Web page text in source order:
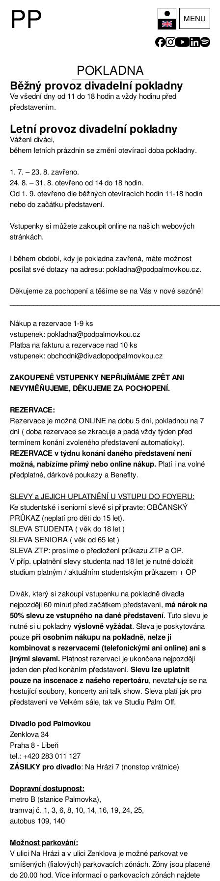
PP MENU
POKLADNA
Běžný provoz divadelní pokladny
Ve všední dny od 11 do 18 hodin a vždy hodinu před
představením.
Letní provoz divadelní pokladny
Vážení diváci,
během letních prázdnin se změní otevírací doba pokladny.
1. 7. – 23. 8. zavřeno.
24. 8. – 31. 8. otevřeno od 14 do 18 hodin.
Od 1. 9. otevřeno dle běžných otevíracích hodin 11-18 hodin
nebo do začátku představení.
Vstupenky si můžete zakoupit online na našich webových
stránkách.
I během období, kdy je pokladna zavřená, máte možnost
posílat své dotazy na adresu: pokladna@podpalmovkou.cz.
Děkujeme za pochopení a těšíme se na Vás v nové sezóně!
Nákup a rezervace 1-9 ks
vstupenek: pokladna@podpalmovkou.cz
Platba na fakturu a rezervace nad 10 ks
vstupenek: obchodni@divadlopodpalmovkou.cz
ZAKOUPENÉ VSTUPENKY NEPŘIJÍMÁME ZPĚT ANI
NEVYMĚŇUJEME, DĚKUJEME ZA POCHOPENÍ.
REZERVACE:
Rezervace je možná ONLINE na dobu 5 dní, pokladnou na 7
dní ( doba rezervace se zkracuje a padá vždy týden před
termínem konání zvoleného představení automaticky).
REZERVACE v týdnu konání daného představení není
možná, nabízíme přímý nebo online nákup. Platí i na volné
předplatné, dárkové poukazy a Benefity.
SLEVY a JEJICH UPLATNĚNÍ U VSTUPU DO FOYERU:
Ke studentské i seniorní slevě si připravte: OBČANSKÝ
PRŮKAZ (neplatí pro děti do 15 let).
SLEVA STUDENTA ( věk do 18 let )
SLEVA SENIORA ( věk od 65 let )
SLEVA ZTP: prosíme o předložení průkazu ZTP a OP.
V příp. uplatnění slevy studenta nad 18 let je nutné doložit
studium platným / aktuálním studentským průkazem + OP
Divák, který si zakoupí vstupenku na pokladně divadla
nejpozději 60 minut před začátkem představení, má nárok na
50% slevu ze vstupného na dané představení. Tuto slevu je
nutné si u pokladny výslovně vyžádat. Sleva je poskytována
pouze při osobním nákupu na pokladně, nelze ji
kombinovat s rezervacemi (telefonickými ani online) ani s
jinými slevami. Platnost rezervací je ukončena nejpozději
jeden den před konáním představení. Slevu lze uplatnit
pouze na inscenace z našeho repertoáru, nevztahuje se na
hostující soubory, koncerty ani talk show. Sleva platí jak pro
představení ve Velkém sále, tak ve Studiu Palm Off.
Divadlo pod Palmovkou
Zenklova 34
Praha 8 - Libeň
tel.: +420 283 011 127
ZÁSILKY pro divadlo: Na Hrázi 7 (nonstop vrátnice)
Dopravní dostupnost:
metro B (stanice Palmovka),
tramvaj č. 1, 3, 6, 8, 10, 14, 16, 19, 24, 25,
autobus 109, 140
Možnost parkování:
V ulici Na Hrázi a v ulici Zenklova je možné parkovat ve
smíšených (fialových) parkovacích zónách. Zóny jsou placené
do 20.00 hod. Více informací o parkovacích zónách najdete